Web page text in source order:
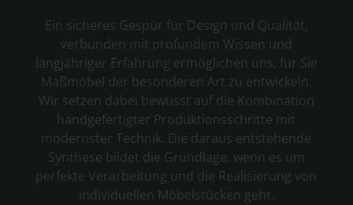
Ein sicheres Gespür für Design und Qualität,
verbunden mit profundem Wissen und
langjähriger Erfahrung ermöglichen uns, für Sie
Maßmöbel der besonderen Art zu entwickeln.
Wir setzen dabei bewusst auf die Kombination
handgefertigter Produktionsschritte mit
modernster Technik. Die daraus entstehende
Synthese bildet die Grundlage, wenn es um
perfekte Verarbeitung und die Realisierung von
individuellen Möbelstücken geht.